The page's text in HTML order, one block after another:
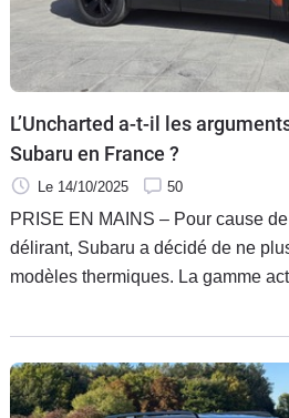
L’Uncharted a-t-il les
Subaru en France ?
Le 14/10/2025 50
PRISE EN MAINS – Pour cause
délirant, Subaru a décidé de ne
modèles thermiques. La gamme
la situation pourrait évoluer avec
d’année prochaine, d’un SUV
électrique : l’Uncharted.